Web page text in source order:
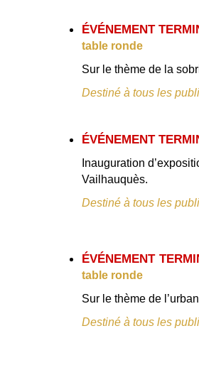
ÉVÉNEMENT
table ronde
Sur le thème de la
Destiné à tous les
ÉVÉNEMENT
Inauguration
Vailhauquès.
Destiné à tous les
ÉVÉNEMENT
table ronde
Sur le thème de
Destiné à tous les